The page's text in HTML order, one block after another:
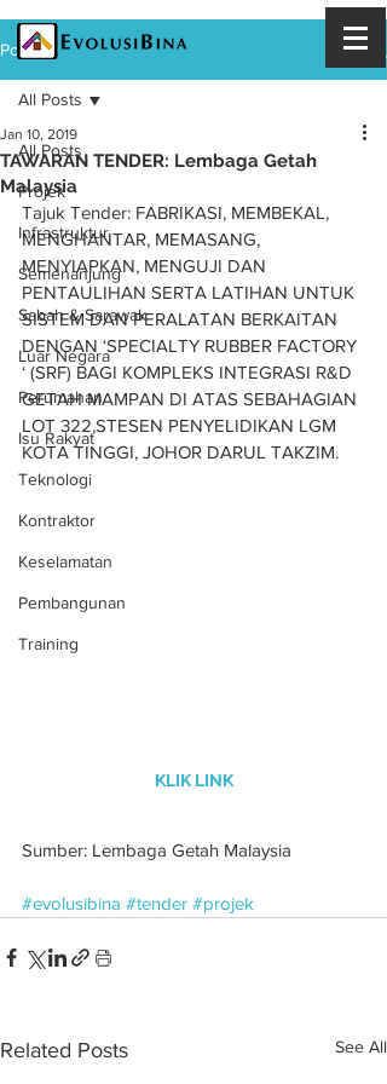
Post
All Posts
Projek
Infrastruktur
Semenanjung
Sabah & Sarawak
Luar Negara
Perumahan
Isu Rakyat
Teknologi
Kontraktor
Keselamatan
Pembangunan
Training
All Posts
TAWARAN TENDER: Lembaga Getah
Malaysia
Jan 10, 2019
Tajuk Tender: FABRIKASI, MEMBEKAL,
MENGHANTAR, MEMASANG,
MENYIAPKAN, MENGUJI DAN
PENTAULIHAN SERTA LATIHAN UNTUK
SISTEM DAN PERALATAN BERKAITAN
DENGAN ‘SPECIALTY RUBBER FACTORY
‘ (SRF) BAGI KOMPLEKS INTEGRASI R&D
GETAH MAMPAN DI ATAS SEBAHAGIAN
LOT 322,STESEN PENYELIDIKAN LGM
KOTA TINGGI, JOHOR DARUL TAKZIM.
KLIK LINK
Sumber: Lembaga Getah Malaysia
#evolusibina #tender #projek
Related Posts See All